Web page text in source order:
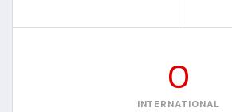
0
INTERNATIONAL